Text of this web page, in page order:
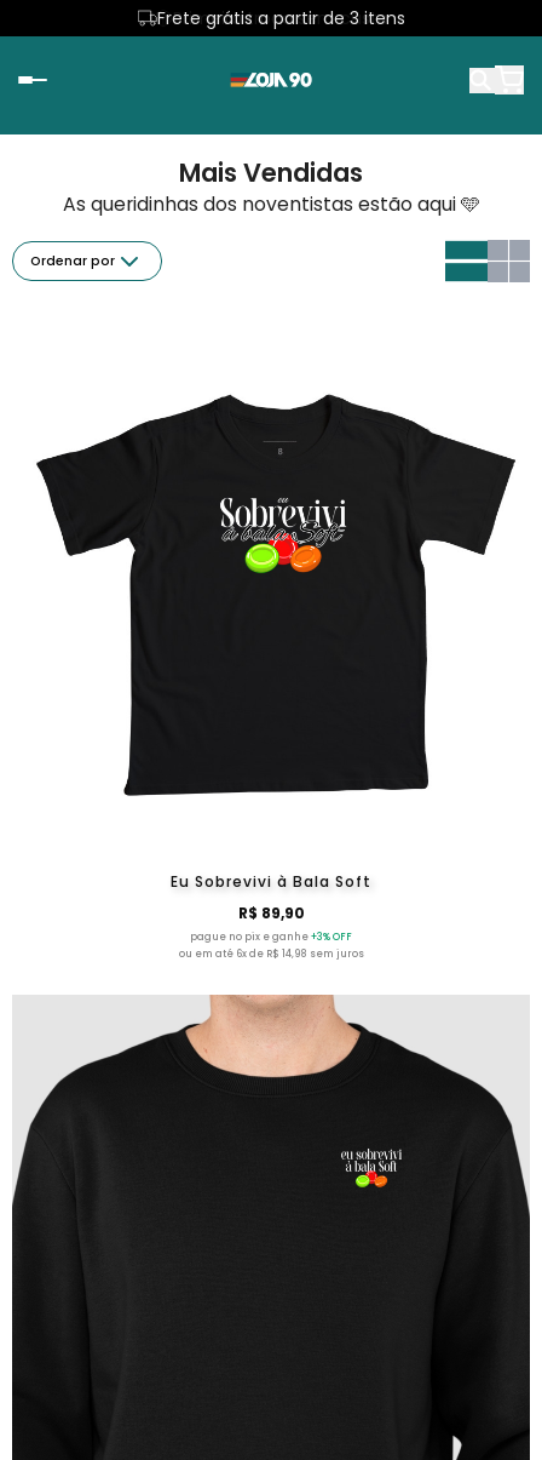
Frete grátis a partir de 3 itens
Primeira troca sem custo
Mais Vendidas
As queridinhas dos noventistas estão aqui 🩵
Ordenar por
Eu Sobrevivi à Bala Soft
R$ 89,90
pague no pix e ganhe+3% OFF
ou em até 6x de R$ 14,98 sem juros